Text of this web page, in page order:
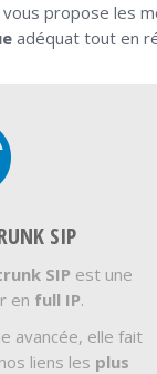
propose les
adéquat tout en
SIP
SIP est une
en full IP.
avancée, elle fait
liens les plus